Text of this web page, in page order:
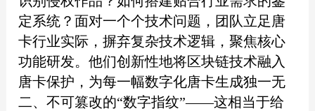
定系统？面对一个个技术问题，团队立足唐
卡行业实际，摒弃复杂技术逻辑，聚焦核心
功能研发。他们创新性地将区块链技术融入
唐卡保护，为每一幅数字化唐卡生成独一无
二、不可篡改的“数字指纹”——这相当于给